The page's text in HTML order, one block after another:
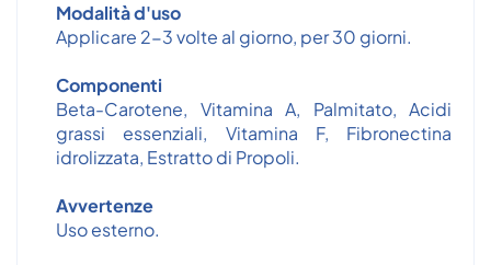
Modalità d'uso
Applicare 2-3 volte al giorno, per 30 giorni.
Componenti
Beta-Carotene, Vitamina A, Palmitato, Acidi
grassi essenziali, Vitamina F, Fibronectina
idrolizzata, Estratto di Propoli.
Avvertenze
Uso esterno.